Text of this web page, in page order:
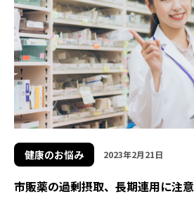
健康のお悩み 2023年2月21日
市販薬の過剰摂取、長期連用に注意